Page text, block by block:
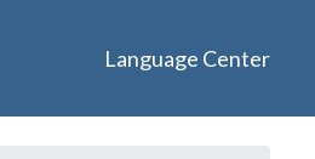
Language Center